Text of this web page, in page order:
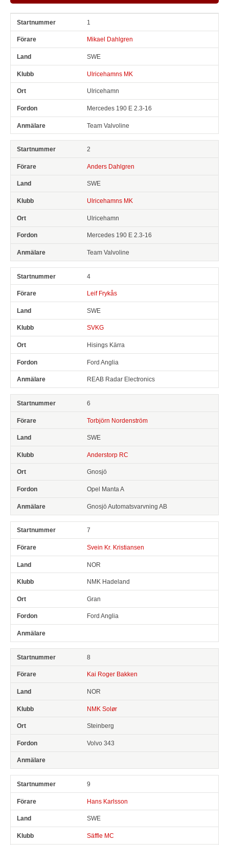
Snr Förare 1
Mikael Dahlgren
SWE
Ulricehamns MK
Ulricehamn
Mercedes 190 E 2.3-16
Team Valvoline
2
Anders Dahlgren
SWE
Ulricehamns MK
Ulricehamn
Mercedes 190 E 2.3-16
Team Valvoline
4
Leif Frykås
SWE
SVKG
Hisings Kärra
Ford Anglia
REAB Radar Electronics
6
Torbjörn Nordenström
SWE
Anderstorp RC
Gnosjö
Opel Manta A
Gnosjö Automatsvarvning AB
7
Svein Kr. Kristiansen
NOR
NMK Hadeland
Gran
Ford Anglia
8
Kai Roger Bakken
NOR
NMK Solør
Steinberg
Volvo 343
9
Hans Karlsson
SWE
Säffle MC